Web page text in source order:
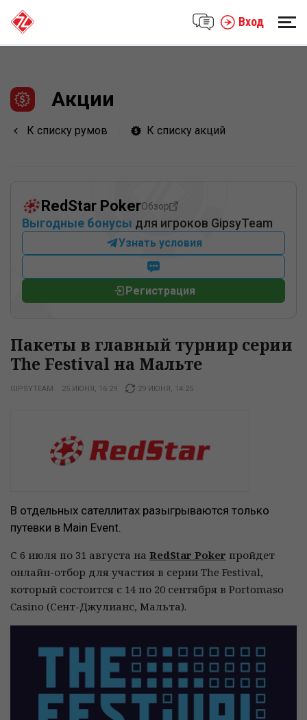
Вход
Акции
К списку румов К списку акций
RedStar PokerОбзор
Выгодные бонусы для игроков GipsyTeam
Узнать условия
Регистрация
Пакеты в главный турнир серии
The Festival на Мальте
GIPSYTEAM 25 ИЮНЯ, 16:29 29 ИЮНЯ, 14:25
В отдельных сателлитах разыгрываются только
путевки в Main Event.
С 6 июля по 31 августа на RedStar Poker пройдет
онлайн-отбор для участия в серии The Festival,
который состоится с 14 по 20 сентября в Portomaso
Casino (Сент-Джулианс, Мальта).